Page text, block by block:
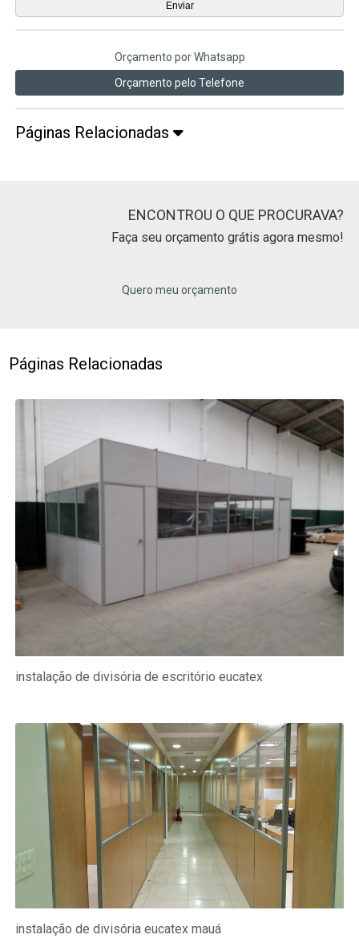
Orçamento por Whatsapp
Orçamento pelo Telefone
Páginas Relacionadas
ENCONTROU O QUE PROCURAVA?
Faça seu orçamento grátis agora mesmo!
Quero meu orçamento
Páginas Relacionadas
instalação de divisória de escritório eucatex
instalação de divisória eucatex mauá